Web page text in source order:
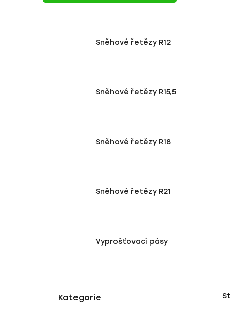
Sněhové řetězy R12
Sněhové řetězy R15,5
Sněhové řetězy R18
Sněhové řetězy R21
Vyprošťovací pásy
kategorie